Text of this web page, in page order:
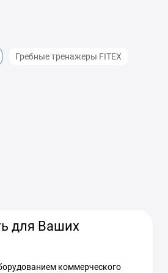
Гребные тренажеры FITEX
для Ваших
коммерческого